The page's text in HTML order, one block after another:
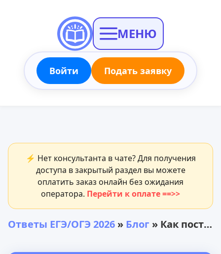
МЕНЮ
Войти Подать заявку
⚡ Нет консультанта в чате? Для получения
доступа в закрытый раздел вы можете
оплатить заказ онлайн без ожидания
оператора. Перейти к оплате ==>>
Ответы ЕГЭ/ОГЭ 2026 » Блог » Как поступить в МГУ на бюджет без особых трудностей